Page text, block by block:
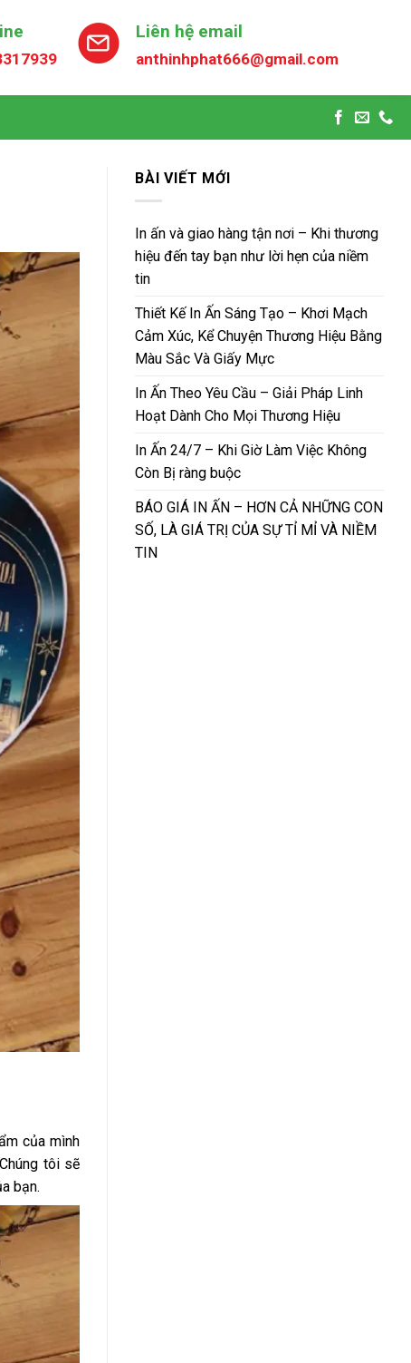
Liên hệ email
anthinhphat666@gmail.com
của mình
tôi sẽ
bạn.
BÀI VIẾT MỚI
In ấn và giao hàng tận nơi – Khi thương
hiệu đến tay bạn như lời hẹn của niềm
tin
Thiết Kế In Ấn Sáng Tạo – Khơi Mạch
Cảm Xúc, Kể Chuyện Thương Hiệu Bằng
Màu Sắc Và Giấy Mực
In Ấn Theo Yêu Cầu – Giải Pháp Linh
Hoạt Dành Cho Mọi Thương Hiệu
In Ấn 24/7 – Khi Giờ Làm Việc Không
Còn Bị ràng buộc
BÁO GIÁ IN ẤN – HƠN CẢ NHỮNG CON
SỐ, LÀ GIÁ TRỊ CỦA SỰ TỈ MỈ VÀ NIỀM
TIN